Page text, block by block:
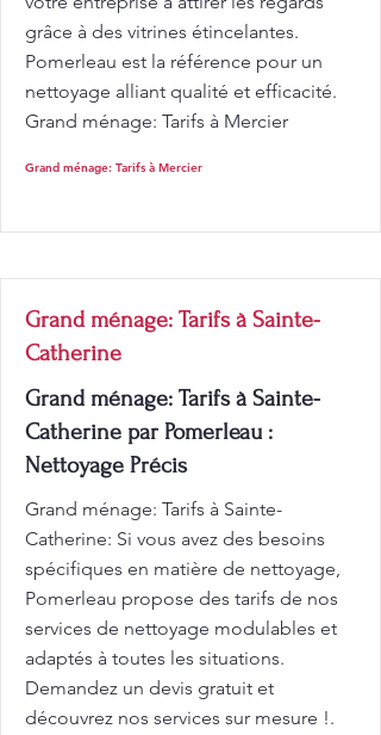
grâce à des vitrines étincelantes.
Pomerleau est la référence pour un
nettoyage alliant qualité et efficacité.
Grand ménage: Tarifs à Mercier
Grand ménage: Tarifs à Mercier
Grand ménage: Tarifs à Sainte-
Catherine
Grand ménage: Tarifs à Sainte-
Catherine par Pomerleau :
Nettoyage Précis
Grand ménage: Tarifs à Sainte-
Catherine: Si vous avez des besoins
spécifiques en matière de nettoyage,
Pomerleau propose des tarifs de nos
services de nettoyage modulables et
adaptés à toutes les situations.
Demandez un devis gratuit et
découvrez nos services sur mesure !.